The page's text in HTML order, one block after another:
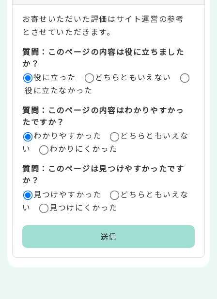
テ
ン
ツ
評
価
リ
ア
お寄せいただいた評価はサイト運営の参考
とさせていただきます。
質問：このページの内容は役に立ちました
か？
役に立った
どちらともいえない
役に立たなかった
質問：このページの内容はわかりやすかっ
たですか？
わかりやすかった
どちらともいえな
い
わかりにくかった
質問：このページは見つけやすかったです
か？
見つけやすかった
どちらともいえな
い
見つけにくかった